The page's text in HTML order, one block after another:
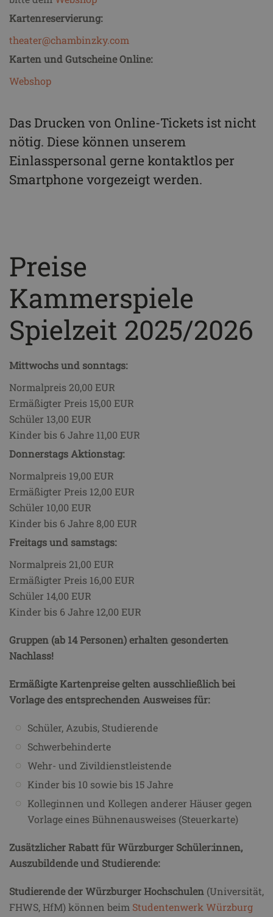
Kartenreservierung:
theater@chambinzky.com
Karten und Gutscheine Online:
Webshop
Das Drucken von Online-Tickets ist nicht
nötig. Diese können unserem
Einlasspersonal gerne kontaktlos per
Smartphone vorgezeigt werden.
Preise
Kammerspiele
Spielzeit 2025/2026
Mittwochs und sonntags:
Normalpreis 20,00 EUR
Ermäßigter Preis 15,00 EUR
Schüler 13,00 EUR
Kinder bis 6 Jahre 11,00 EUR
Donnerstags Aktionstag:
Normalpreis 19,00 EUR
Ermäßigter Preis 12,00 EUR
Schüler 10,00 EUR
Kinder bis 6 Jahre 8,00 EUR
Freitags und samstags:
Normalpreis 21,00 EUR
Ermäßigter Preis 16,00 EUR
Schüler 14,00 EUR
Kinder bis 6 Jahre 12,00 EUR
Gruppen (ab 14 Personen) erhalten gesonderten
Nachlass!
Ermäßigte Kartenpreise gelten ausschließlich bei
Vorlage des entsprechenden Ausweises für:
Schüler, Azubis, Studierende
Schwerbehinderte
Wehr- und Zivildienstleistende
Kinder bis 10 sowie bis 15 Jahre
Kolleginnen und Kollegen anderer Häuser gegen
Vorlage eines Bühnenausweises (Steuerkarte)
Zusätzlicher Rabatt für Würzburger Schüler:innen,
Auszubildende und Studierende:
Studierende der Würzburger Hochschulen (Universität,
FHWS, HfM) können beim Studentenwerk Würzburg